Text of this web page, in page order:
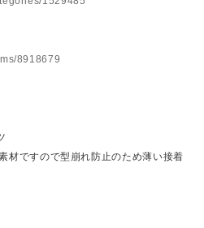
8918679
材ですので型崩れ防止のため薄い接着